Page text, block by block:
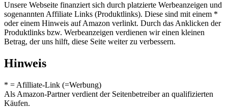
Unsere Webseite finanziert sich durch platzierte Werbeanzeigen und
sogenannten Affiliate Links (Produktlinks). Diese sind mit einem *
oder einem Hinweis auf Amazon verlinkt. Durch das Anklicken der
Produktlinks bzw. Werbeanzeigen verdienen wir einen kleinen
Betrag, der uns hilft, diese Seite weiter zu verbessern.
Hinweis
* = Afilliate-Link (=Werbung)
Als Amazon-Partner verdient der Seitenbetreiber an qualifizierten
Käufen.